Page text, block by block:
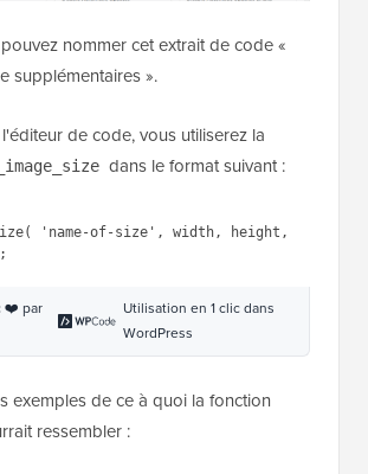
nommer cet extrait de code «
l'éditeur de code, vous utiliserez la
height, crop mode );